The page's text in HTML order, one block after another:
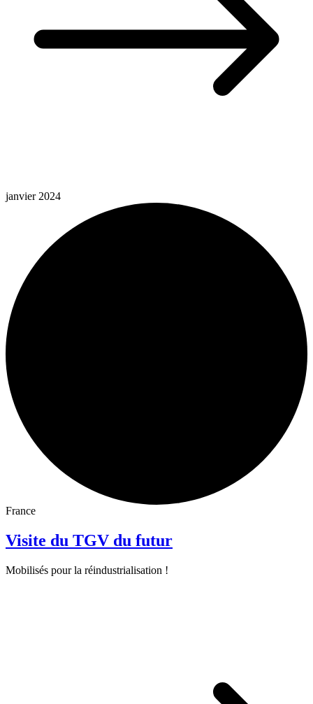
janvier 2024
France
Visite du TGV du futur
Mobilisés pour la réindustrialisation !